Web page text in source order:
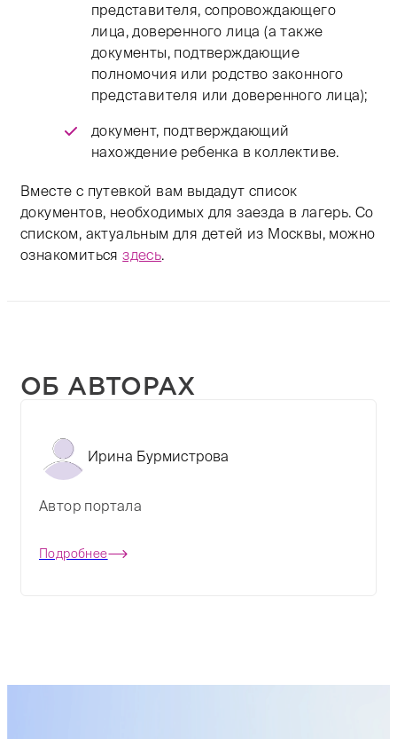
представителя, сопровождающего
лица, доверенного лица (а также
документы, подтверждающие
полномочия или родство законного
представителя или доверенного лица);
документ, подтверждающий
нахождение ребенка в коллективе.
Вместе с путевкой вам выдадут список
документов, необходимых для заезда в лагерь. Со
списком, актуальным для детей из Москвы, можно
ознакомитьсяздесь.
ОБ АВТОРАХ
Ирина Бурмистрова
Автор портала
Подробнее